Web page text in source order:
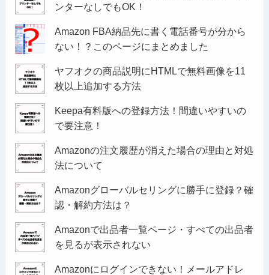
ンターなしでもOK！
Amazon FBA納品先に書く電話番号が分から
ない！？このページにまとめました
ヤフオクの商品説明にHTMLで無料画像を11
枚以上追加する方法
Keepa有料版への登録方法！間違いやすいの
で要注意！
Amazonの注文履歴が消えた場合の理由と対処
法について
Amazonグローバルセリングに勝手に登録？確
認・解約方法は？
Amazonで出品者一覧ページ・すべての出品者
を見るが表示されない
Amazonにログインできない！メールアドレ